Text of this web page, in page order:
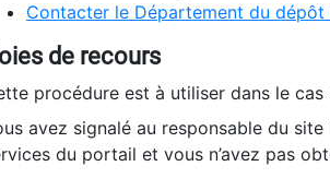
Contacter le Département du
de recours
procédure est à utiliser dans le cas
avez signalé au responsable du
du portail et vous n’avez pas